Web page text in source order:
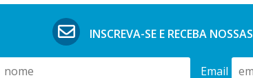
INSCREVA-SE E RECEBA NOSSAS
Email